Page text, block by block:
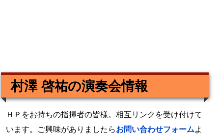
村澤 啓祐の演奏会情報
ＨＰをお持ちの指揮者の皆様。相互リンクを受け付けて
います。ご興味がありましたらお問い合わせフォームよ